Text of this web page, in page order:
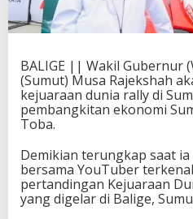
BALIGE || Wakil Gubernur
(Sumut) Musa Rajekshah
kejuaraan dunia rally di
pembangkitan ekonomi
Toba.
Demikian terungkap saat
bersama YouTuber
pertandingan Kejuaraan
yang digelar di Balige,